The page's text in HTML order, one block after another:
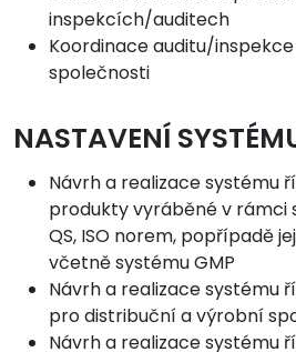
inspekcích/auditech
Koordinace auditu/
společnosti
NASTAVENÍ
Návrh a realizace systému
produkty vyráběné v rámci
QS, ISO norem, popřípadě
včetně systému GMP
Návrh a realizace systému
pro distribuční a výrobní
Návrh a realizace systému